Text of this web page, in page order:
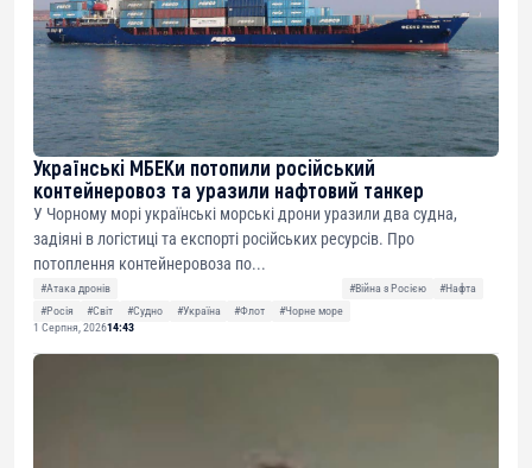
Українські МБЕКи потопили російський
контейнеровоз та уразили нафтовий танкер
У Чорному морі українські морські дрони уразили два судна,
задіяні в логістиці та експорті російських ресурсів. Про
потоплення контейнеровоза по...
#Атака дронів #Війна з Росією
#Нафта
#Росія
#Світ #Судно #Україна #Флот
#Чорне море
1 Серпня, 202614:43